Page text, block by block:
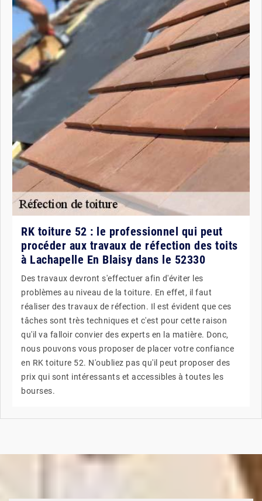
RK toiture 52 : le professionnel qui peut
procéder aux travaux de réfection des toits
à Lachapelle En Blaisy dans le 52330
Des travaux devront s'effectuer afin d'éviter les
problèmes au niveau de la toiture. En effet, il faut
réaliser des travaux de réfection. Il est évident que ces
tâches sont très techniques et c'est pour cette raison
qu'il va falloir convier des experts en la matière. Donc,
nous pouvons vous proposer de placer votre confiance
en RK toiture 52. N'oubliez pas qu'il peut proposer des
prix qui sont intéressants et accessibles à toutes les
bourses.